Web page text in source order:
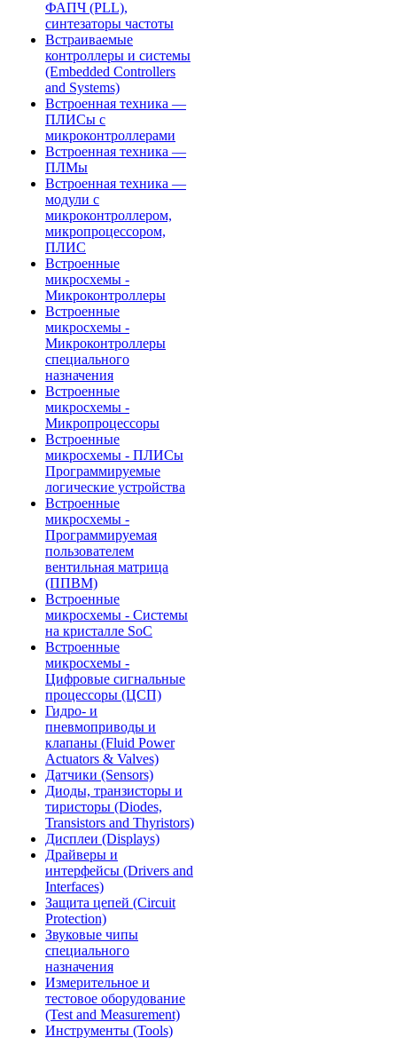
ФАПЧ (PLL),
синтезаторы частоты
Встраиваемые
контроллеры и системы
(Embedded Controllers
and Systems)
Встроенная техника —
ПЛИСы с
микроконтроллерами
Встроенная техника —
ПЛМы
Встроенная техника —
модули с
микроконтроллером,
микропроцессором,
ПЛИС
Встроенные
микросхемы -
Микроконтроллеры
Встроенные
микросхемы -
Микроконтроллеры
специального
назначения
Встроенные
микросхемы -
Микропроцессоры
Встроенные
микросхемы - ПЛИСы
Программируемые
логические устройства
Встроенные
микросхемы -
Программируемая
пользователем
вентильная матрица
(ППВМ)
Встроенные
микросхемы - Системы
на кристалле SoC
Встроенные
микросхемы -
Цифровые сигнальные
процессоры (ЦСП)
Гидро- и
пневмоприводы и
клапаны (Fluid Power
Actuators & Valves)
Датчики (Sensors)
Диоды, транзисторы и
тиристоры (Diodes,
Transistors and Thyristors)
Дисплеи (Displays)
Драйверы и
интерфейсы (Drivers and
Interfaces)
Защита цепей (Circuit
Protection)
Звуковые чипы
специального
назначения
Измерительное и
тестовое оборудование
(Test and Measurement)
Инструменты (Tools)